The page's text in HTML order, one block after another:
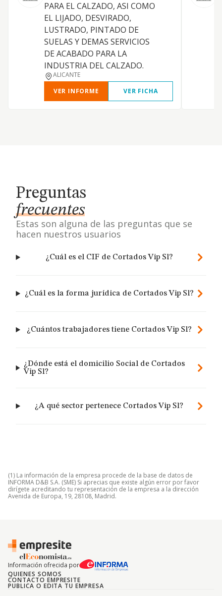
PARA EL CALZADO, ASI COMO
EL LIJADO, DESVIRADO,
LUSTRADO, PINTADO DE
SUELAS Y DEMAS SERVICIOS
DE ACABADO PARA LA
INDUSTRIA DEL CALZADO.
ALICANTE
VER INFORME
VER FICHA
Preguntas
frecuentes
Estas son alguna de las preguntas que se
hacen nuestros usuarios
¿Cuál es el CIF de Cortados Vip Sl?
¿Cuál es la forma jurídica de Cortados Vip Sl?
¿Cuántos trabajadores tiene Cortados Vip Sl?
¿Dónde está el domicilio Social de Cortados
Vip Sl?
¿A qué sector pertenece Cortados Vip Sl?
(1) La información de la empresa procede de la base de datos de
INFORMA D&B S.A. (SME) Si aprecias que existe algún error por favor
dirígete acreditando tu representación de la empresa a la dirección
Avenida de Europa, 19, 28108, Madrid.
Información ofrecida por
QUIENES SOMOS
CONTACTO EMPRESITE
PUBLICA O EDITA TU EMPRESA